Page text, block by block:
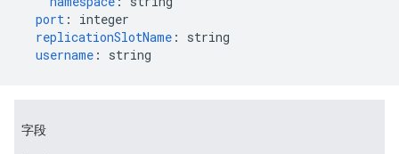
port :
integer
replicationSlotName :
string
username : string
字段